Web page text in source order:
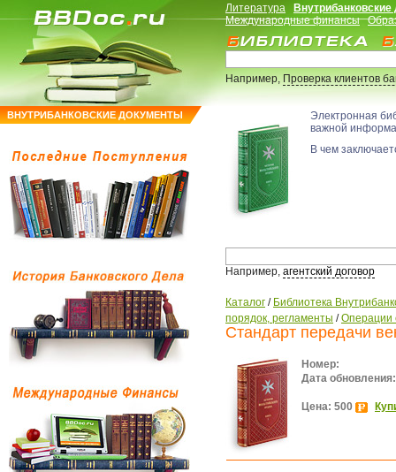
ВНУТРИБАНКОВСКИЕ ДОКУМЕНТЫ
Литература
Международные финансы
Например,Проверка клиентов
Электронная
важной
В чем
Например, агентский договор
Каталог / Библиотека
порядок, регламенты /Операции
Стандарт передачи
Номер:
Дата обновления:
Цена: 500